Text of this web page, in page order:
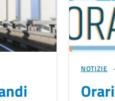
NOTIZIE